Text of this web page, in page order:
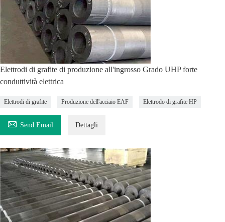
Elettrodi di grafite di produzione all'ingrosso Grado UHP forte
conduttività elettrica
Elettrodi di grafite Produzione dell'acciaio EAF Elettrodo di grafite HP
 Send Email Dettagli